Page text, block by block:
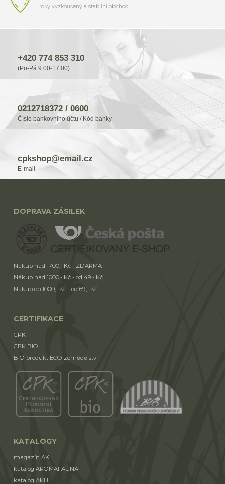
roky vyzkoušený a stabilní obchod
+420 774 853 310
(Po-Pá 9:00-17:00)
0212718372 / 0600
Číslo bankovního účtu / Kód banky
cpkshop@email.cz
E-mail
DOPRAVA ZÁSILEK
Nákup nad 1700,- Kč - ZDARMA
Nákup nad 1000,- Kč - od 49,- Kč
Nákup do 1000,- Kč - od 69,- Kč
CERTIFIKACE
CPK
CPK BIO
BIO produkt ECO zemědělství
KATALOGY
magazín AKH
katalog AROMAFAUNA
katalog AKH